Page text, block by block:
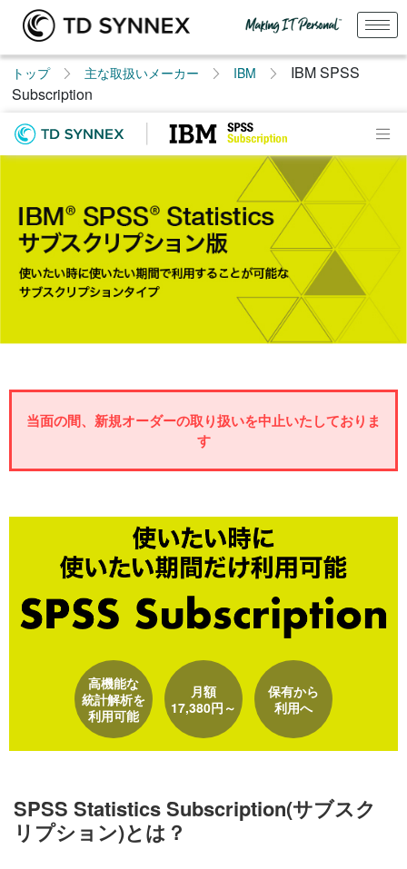
トップ 主な取扱いメーカー IBM
IBM SPSS
Subscription
当面の間、新規オーダーの取り扱いを中止いたしておりま
す
高機能な
統計解析を
利用可能
月額
17,380円～
保有から
利用へ
SPSS Statistics Subscription(サブスク
リプション)とは？